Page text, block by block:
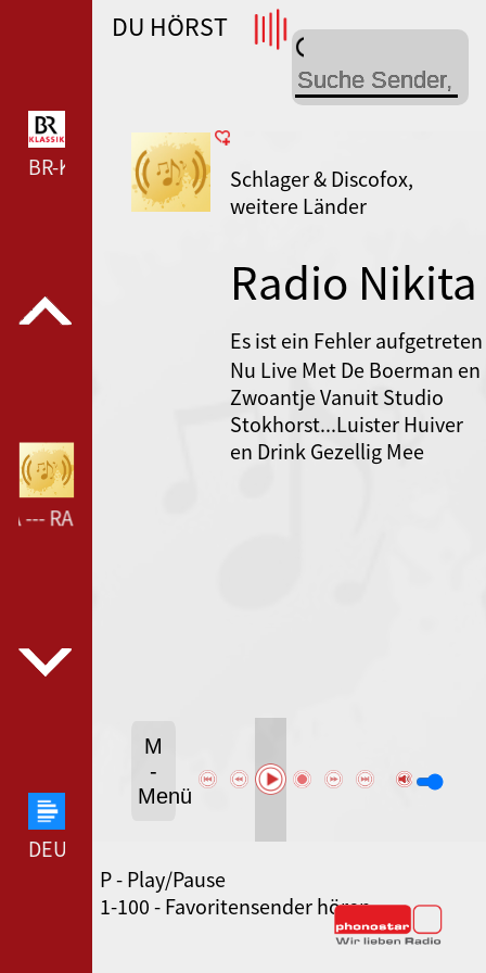
--- RADIO NIKITA ---
DEUTSCHLANDFUNK --- DEUTSCHLANDFUNK ---
80ER 90ER OLDIE ANTENNE --- 80ER 90ER
WDR 4 --- WDR 4 ---
BR-KLASSIK --- BR-KLASSIK ---
DU HÖRST
Schlager & Discofox,
weitere Länder
Radio Nikita
Es ist ein Fehler aufgetreten
Nu Live Met De Boerman en
Zwoantje Vanuit Studio
Stokhorst...Luister Huiver
en Drink Gezellig Mee
M
-
Menü
P - Play/Pause
1-100 - Favoritensender hören